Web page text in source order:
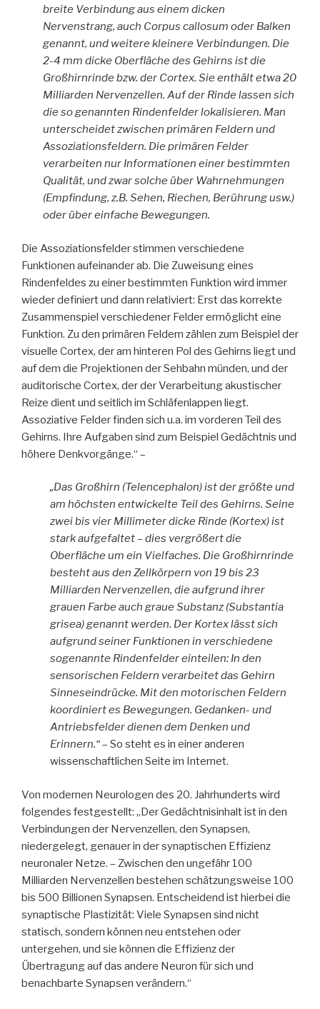
breite Verbindung aus einem dicken
Nervenstrang, auch Corpus callosum oder Balken
genannt, und weitere kleinere Verbindungen. Die
2-4 mm dicke Oberfläche des Gehirns ist die
Großhirnrinde bzw. der Cortex. Sie enthält etwa 20
Milliarden Nervenzellen. Auf der Rinde lassen sich
die so genannten Rindenfelder lokalisieren. Man
unterscheidet zwischen primären Feldern und
Assoziationsfeldern. Die primären Felder
verarbeiten nur Informationen einer bestimmten
Qualität, und zwar solche über Wahrnehmungen
(Empfindung, z.B. Sehen, Riechen, Berührung usw.)
oder über einfache Bewegungen.
Die Assoziationsfelder stimmen verschiedene
Funktionen aufeinander ab. Die Zuweisung eines
Rindenfeldes zu einer bestimmten Funktion wird immer
wieder definiert und dann relativiert: Erst das korrekte
Zusammenspiel verschiedener Felder ermöglicht eine
Funktion. Zu den primären Feldern zählen zum Beispiel der
visuelle Cortex, der am hinteren Pol des Gehirns liegt und
auf dem die Projektionen der Sehbahn münden, und der
auditorische Cortex, der der Verarbeitung akustischer
Reize dient und seitlich im Schläfenlappen liegt.
Assoziative Felder finden sich u.a. im vorderen Teil des
Gehirns. Ihre Aufgaben sind zum Beispiel Gedächtnis und
höhere Denkvorgänge.“ –
„Das Großhirn (Telencephalon) ist der größte und
am höchsten entwickelte Teil des Gehirns. Seine
zwei bis vier Millimeter dicke Rinde (Kortex) ist
stark aufgefaltet – dies vergrößert die
Oberfläche um ein Vielfaches. Die Großhirnrinde
besteht aus den Zellkörpern von 19 bis 23
Milliarden Nervenzellen, die aufgrund ihrer
grauen Farbe auch graue Substanz (Substantia
grisea) genannt werden. Der Kortex lässt sich
aufgrund seiner Funktionen in verschiedene
sogenannte Rindenfelder einteilen: In den
sensorischen Feldern verarbeitet das Gehirn
Sinneseindrücke. Mit den motorischen Feldern
koordiniert es Bewegungen. Gedanken- und
Antriebsfelder dienen dem Denken und
Erinnern.“– So steht es in einer anderen
wissenschaftlichen Seite im Internet.
Von modernen Neurologen des 20. Jahrhunderts wird
folgendes festgestellt: „Der Gedächtnisinhalt ist in den
Verbindungen der Nervenzellen, den Synapsen,
niedergelegt, genauer in der synaptischen Effizienz
neuronaler Netze. – Zwischen den ungefähr 100
Milliarden Nervenzellen bestehen schätzungsweise 100
bis 500 Billionen Synapsen. Entscheidend ist hierbei die
synaptische Plastizität: Viele Synapsen sind nicht
statisch, sondern können neu entstehen oder
untergehen, und sie können die Effizienz der
Übertragung auf das andere Neuron für sich und
benachbarte Synapsen verändern.“